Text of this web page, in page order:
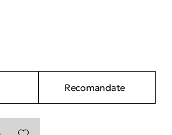
Recomandate